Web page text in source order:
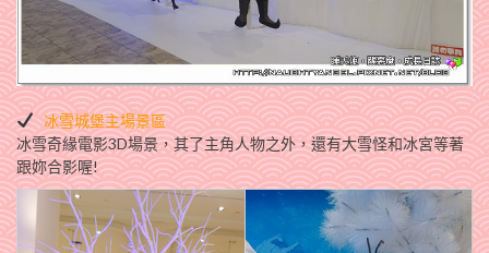
冰雪城堡主場景區
冰雪奇緣電影3D場景，其了主角人物之外，還有大雪怪和冰宮等著
跟妳合影喔!